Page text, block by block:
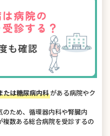
たは糖尿病内科がある病院やク
ため、循環器内科や腎臓内
数ある総合病院を受診するの